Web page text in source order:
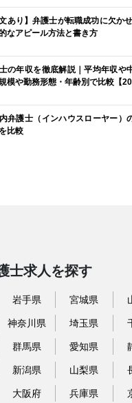
文あり】弁護士が転職成功に欠か
なアピール方法と書き方
の年収を徹底解説｜平均年収や
模や勤務形態・年齢別で比較【
弁護士（インハウスローヤー）
比較
士求人を探す
岩手県 宮城県
神奈川県 埼玉県
群馬県 愛知県
新潟県 山梨県
大阪府 兵庫県